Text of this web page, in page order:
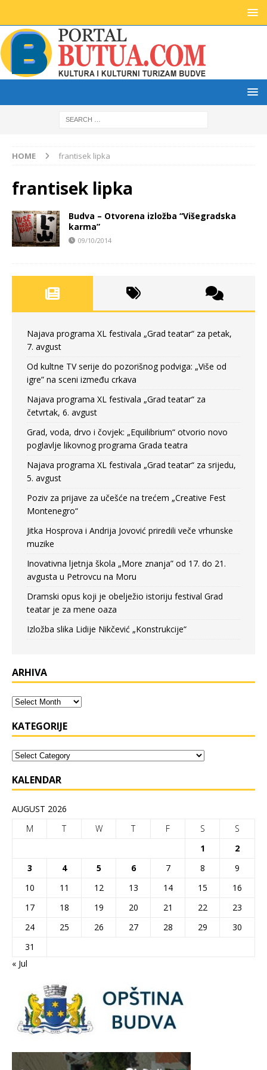
HOME frantisek lipka
frantisek lipka
Budva – Otvorena izložba “Višegradska
karma”
09/10/2014
Najava programa XL festivala „Grad teatar“ za petak,
7. avgust
Od kultne TV serije do pozorišnog podviga: „Više od
igre” na sceni između crkava
Najava programa XL festivala „Grad teatar“ za
četvrtak, 6. avgust
Grad, voda, drvo i čovjek: „Equilibrium“ otvorio novo
poglavlje likovnog programa Grada teatra
Najava programa XL festivala „Grad teatar“ za srijedu,
5. avgust
Poziv za prijave za učešće na trećem „Creative Fest
Montenegro“
Jitka Hosprova i Andrija Jovović priredili veče vrhunske
muzike
Inovativna ljetnja škola „More znanja” od 17. do 21.
avgusta u Petrovcu na Moru
Dramski opus koji je obelježio istoriju festival Grad
teatar je za mene oaza
Izložba slika Lidije Nikčević „Konstrukcije“
ARHIVA
KATEGORIJE
KALENDAR
AUGUST 2026
M
T W T F S
S
1
2
3
4 5 6 7 8
9
10
11 12 13 14 15
16
17
18 19 20 21 22
23
24
25 26 27 28 29
30
31
« Jul